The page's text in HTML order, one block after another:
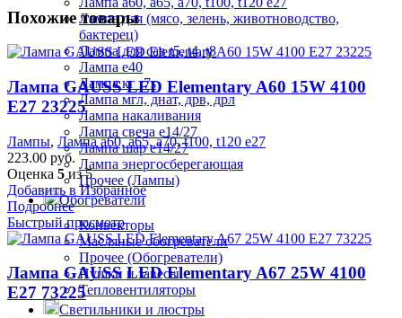
Лампа для (мясо, зелень, животноводство,
бактерец)
Лампа для сав t5, t4, t8
Лампа е40
Лампа кг r7s
Лампа мгл, днат, дрв, дрл
Лампа накаливания
Лампа свеча е14/27
Лампа шар е14/27
Лампа энергосберегающая
Прочее (Лампы)
Обогреватели
Конвекторы
Масляные обогреватели
Прочее (Обогреватели)
Пушки и завесы
Тепловентиляторы
Светильники и люстры
Похожие товары
Лампа GAUSS LED Elementary A60 15W 4100
E27 23225
Лампы, Лампа а60, а65, а70, t100, t120 е27
223.00 руб.
Оценка 5 из 5
Добавить в Избранное
Подробнее
Быстрый просмотр
Лампа GAUSS LED Elementary A67 25W 4100
E27 73225